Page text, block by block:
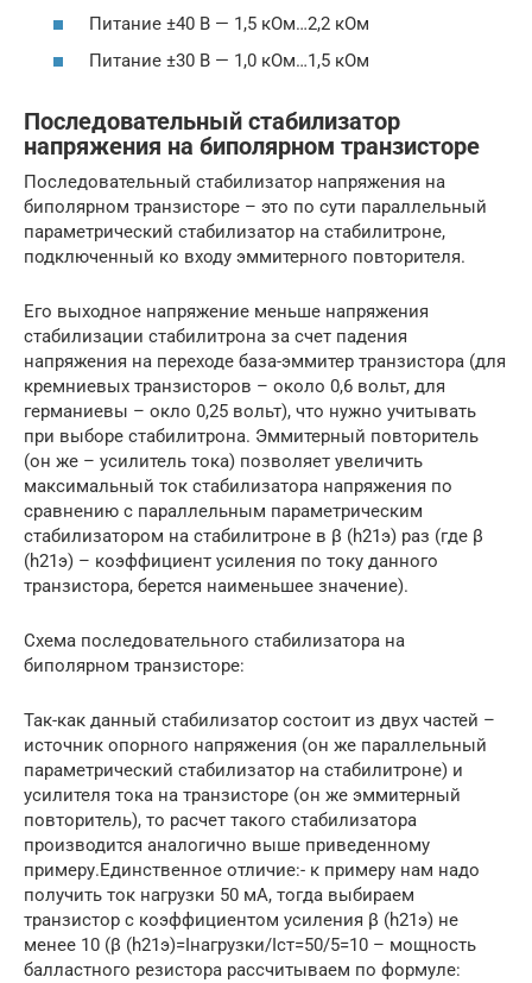
Питание ±40 В — 1,5 кОм…2,2 кОм
Питание ±30 В — 1,0 кОм…1,5 кОм
Последовательный стабилизатор
напряжения на биполярном транзисторе
Последовательный стабилизатор напряжения на
биполярном транзисторе – это по сути параллельный
параметрический стабилизатор на стабилитроне,
подключенный ко входу эммитерного повторителя.
Его выходное напряжение меньше напряжения
стабилизации стабилитрона за счет падения
напряжения на переходе база-эммитер транзистора (для
кремниевых транзисторов – около 0,6 вольт, для
германиевы – окло 0,25 вольт), что нужно учитывать
при выборе стабилитрона. Эммитерный повторитель
(он же – усилитель тока) позволяет увеличить
максимальный ток стабилизатора напряжения по
сравнению с параллельным параметрическим
стабилизатором на стабилитроне в β (h21э) раз (где β
(h21э) – коэффициент усиления по току данного
транзистора, берется наименьшее значение).
Схема последовательного стабилизатора на
биполярном транзисторе:
Так-как данный стабилизатор состоит из двух частей –
источник опорного напряжения (он же параллельный
параметрический стабилизатор на стабилитроне) и
усилителя тока на транзисторе (он же эммитерный
повторитель), то расчет такого стабилизатора
производится аналогично выше приведенному
примеру.Единственное отличие:- к примеру нам надо
получить ток нагрузки 50 мА, тогда выбираем
транзистор с коэффициентом усиления β (h21э) не
менее 10 (β (h21э)=Iнагрузки/Iст=50/5=10 – мощность
балластного резистора рассчитываем по формуле: